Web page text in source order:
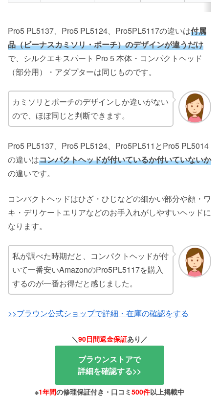
Pro5 PL5137、Pro5 PL5124、Pro5PL5117の違いは付属
品（ビーナスカミソリ・ポーチ）のデザインが違うだけ
で、シルクエキスパート Pro 5 本体・コンパクトヘッド
（部分用）・アダプターは同じものです。
カミソリとポーチのデザインしか違いがない
ので、ほぼ同じと判断できます。
Pro5 PL5137、Pro5 PL5124、Pro5PL511とPro5 PL5014
の違いはコンパクトヘッドが付いているか付いていないか
の違いです。
コンパクトヘッドはひざ・ひじなどの細かい部分や顔・ワ
キ・デリケートエリアなどのお手入れがしやすいヘッドに
なります。
私が調べた時期だと、コンパクトヘッドが付
いて一番安いAmazonのPro5PL5117を購入
するのが一番お得だと感じました。
>>ブラウン公式ショップで詳細・在庫の確認をする
＼90日間返金保証あり ／
ブラウンストアで
詳細を確認する>>
※1年間の修理保証付き・口コミ 500件以上掲載中